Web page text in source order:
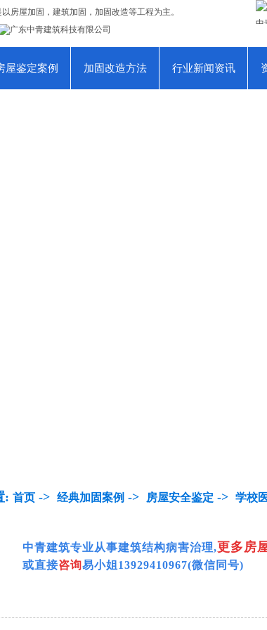
房屋加固 ， 建筑加固 ， 加固改造等工程为主。
屋鉴定案例 加固改造方法 行业新闻资讯
: 首页-> 经典加固案例 -> 房屋安全鉴定 -> 学校
中青建筑专业从事建筑结构病害治理,更多房
或直接咨询易小姐 13929410967(微信同号)